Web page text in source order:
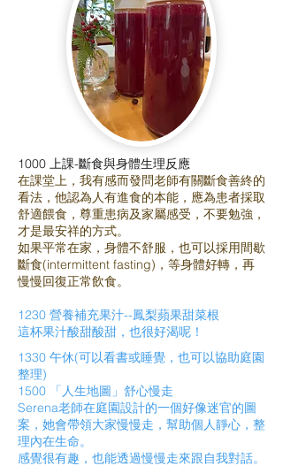
1000 上課-斷食與身體生理反應
在課堂上，我有感而發問老師有關斷食善終的
看法，他認為人有進食的本能，應為患者採取
舒適餵食，尊重患病及家屬感受，不要勉強，
才是最安祥的方式。
如果平常在家，身體不舒服，也可以採用間歇
斷食(intermittent fasting)，等身體好轉，再
慢慢回復正常飲食。
1230 營養補充果汁--鳳梨蘋果甜菜根
這杯果汁酸甜酸甜，也很好渴呢！
1330 午休(可以看書或睡覺，也可以協助庭園
整理)
1500 「人生地圖」舒心慢走
Serena老師在庭園設計的一個好像迷官的圖
案，她會帶領大家慢慢走，幫助個人靜心，整
理內在生命。
感覺很有趣，也能透過慢慢走來跟自我對話。